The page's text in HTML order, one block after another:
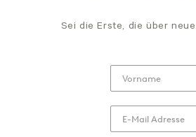
Sei die Erste, die über